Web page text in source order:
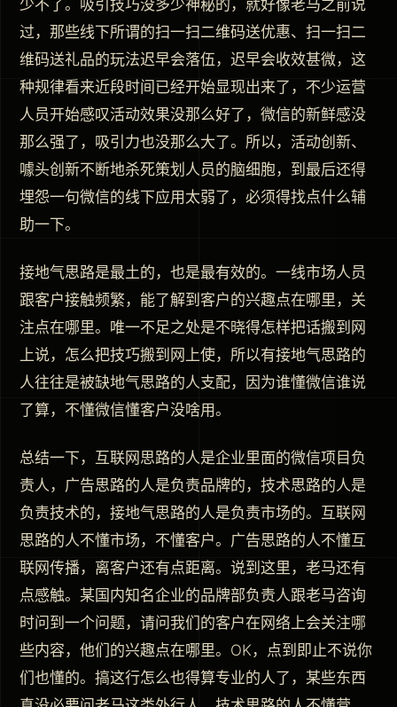
少不了。吸引技巧没多少神秘的，就好像老马之前说
过，那些线下所谓的扫一扫二维码送优惠、扫一扫二
维码送礼品的玩法迟早会落伍，迟早会收效甚微，这
种规律看来近段时间已经开始显现出来了，不少运营
人员开始感叹活动效果没那么好了，微信的新鲜感没
那么强了，吸引力也没那么大了。所以，活动创新、
噱头创新不断地杀死策划人员的脑细胞，到最后还得
埋怨一句微信的线下应用太弱了，必须得找点什么辅
助一下。
接地气思路是最土的，也是最有效的。一线市场人员
跟客户接触频繁，能了解到客户的兴趣点在哪里，关
注点在哪里。唯一不足之处是不晓得怎样把话搬到网
上说，怎么把技巧搬到网上使，所以有接地气思路的
人往往是被缺地气思路的人支配，因为谁懂微信谁说
了算，不懂微信懂客户没啥用。
总结一下，互联网思路的人是企业里面的微信项目负
责人，广告思路的人是负责品牌的，技术思路的人是
负责技术的，接地气思路的人是负责市场的。互联网
思路的人不懂市场，不懂客户。广告思路的人不懂互
联网传播，离客户还有点距离。说到这里，老马还有
点感触。某国内知名企业的品牌部负责人跟老马咨询
时问到一个问题，请问我们的客户在网络上会关注哪
些内容，他们的兴趣点在哪里。OK，点到即止不说你
们也懂的。搞这行怎么也得算专业的人了，某些东西